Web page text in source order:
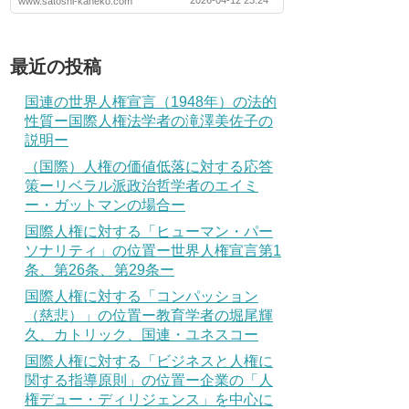
最近の投稿
国連の世界人権宣言（1948年）の法的
性質ー国際人権法学者の滝澤美佐子の
説明ー
（国際）人権の価値低落に対する応答
策ーリベラル派政治哲学者のエイミ
ー・ガットマンの場合ー
国際人権に対する「ヒューマン・パー
ソナリティ」の位置ー世界人権宣言第1
条、第26条、第29条ー
国際人権に対する「コンパッション
（慈悲）」の位置ー教育学者の堀尾輝
久、カトリック、国連・ユネスコー
国際人権に対する「ビジネスと人権に
関する指導原則」の位置ー企業の「人
権デュー・ディリジェンス」を中心に